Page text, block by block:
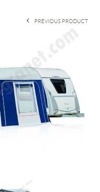
PREVIOUS PRODUCT